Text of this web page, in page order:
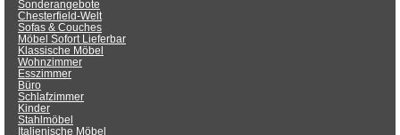
Sonderangebote
Chesterfield-Welt
Sofas & Couches
Möbel Sofort Lieferbar
Klassische Möbel
Wohnzimmer
Esszimmer
Büro
Schlafzimmer
Kinder
Stahlmöbel
Italienische Möbel